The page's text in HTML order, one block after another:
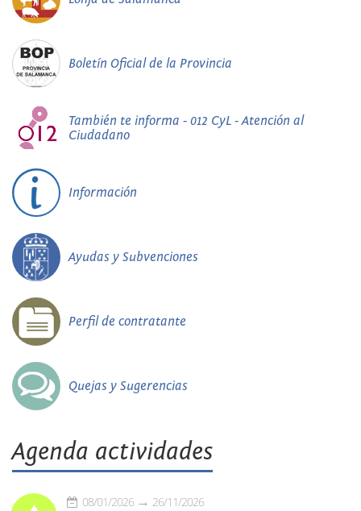
Boletín Oficial de la Provincia
También te informa - 012 CyL - Atención al
Ciudadano
Información
Ayudas y Subvenciones
Perfil de contratante
Quejas y Sugerencias
Agenda actividades
08/01/2026 26/11/2026